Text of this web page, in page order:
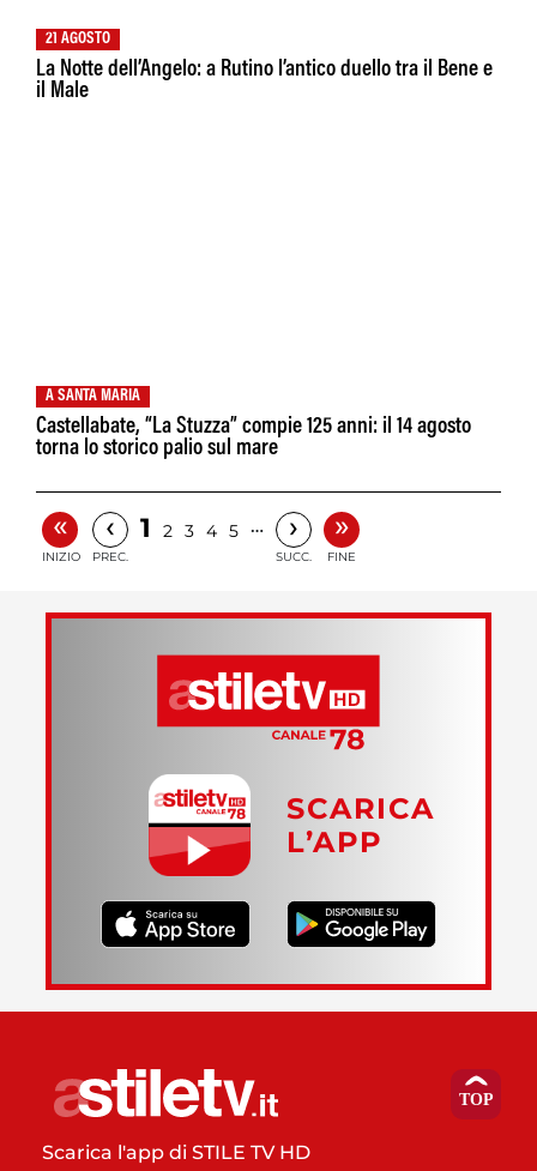
21 AGOSTO
La Notte dell’Angelo: a Rutino l’antico duello tra il Bene e
il Male
A SANTA MARIA
Castellabate, “La Stuzza” compie 125 anni: il 14 agosto
torna lo storico palio sul mare
«
INIZIO
‹
PREC.
1 2 3 4 5 … ›
SUCC.
»
FINE
SCARICA
L’APP
Scarica l'app di STILE TV HD